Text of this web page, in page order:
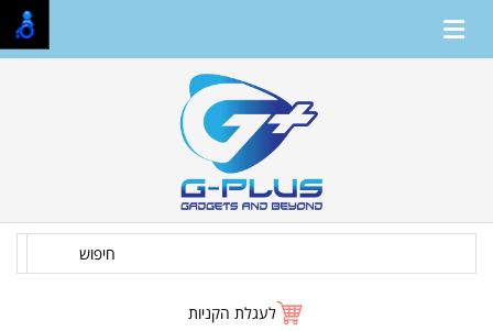
חיפוש
לעגלת הקניות